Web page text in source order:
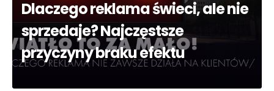
Dlaczego reklama świeci, ale nie
sprzedaje? Najczęstsze
przyczyny braku efektu